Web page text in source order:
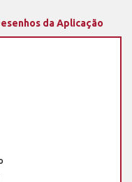
da Aplicação